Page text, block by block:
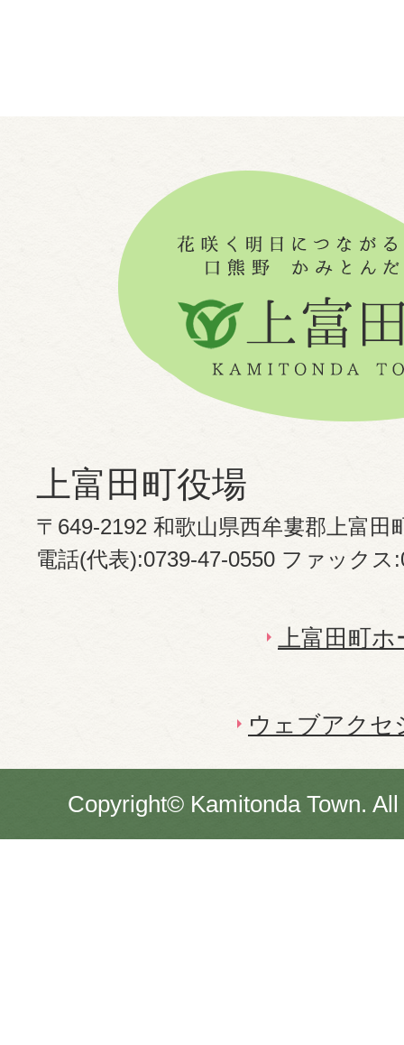
上富田町役場
〒649-2192 和歌山県西牟婁郡上富田
電話(代表):0739-47-0550 ファックス
上富田町
ウェブアクセ
Copyright© Kamitonda Town.